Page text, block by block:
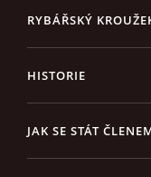
RYBÁŘSKÝ
HISTORIE
JAK SE STÁT